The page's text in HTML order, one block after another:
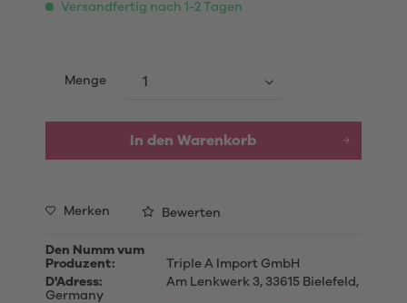
Versandfertig nach 1-2 Tagen
Menge
In den Warenkorb
Merken Bewerten
Den Numm vum
Produzent:
Triple A Import GmbH
D'Adress:
Am Lenkwerk 3, 33615 Bielefeld,
Germany